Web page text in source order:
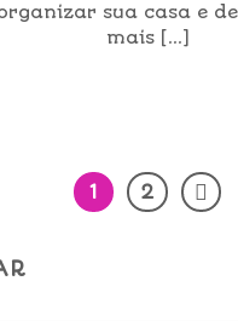
sua casa e
mais [...]
1 2